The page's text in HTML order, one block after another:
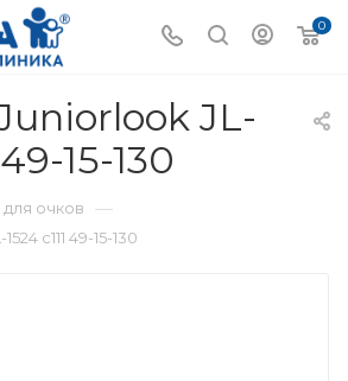
0
JL-
15-130
очков —
c111 49-15-130